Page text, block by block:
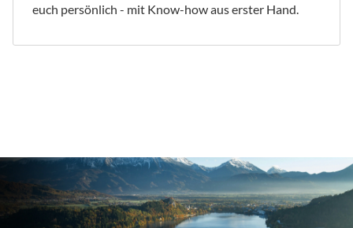
euch persönlich - mit Know-how aus erster Hand.